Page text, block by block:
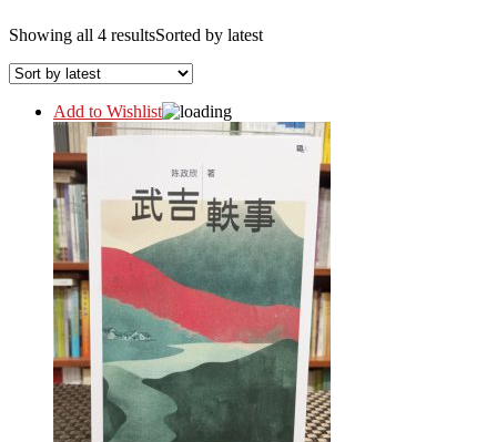
Showing all 4 resultsSorted by latest
Add to Wishlist